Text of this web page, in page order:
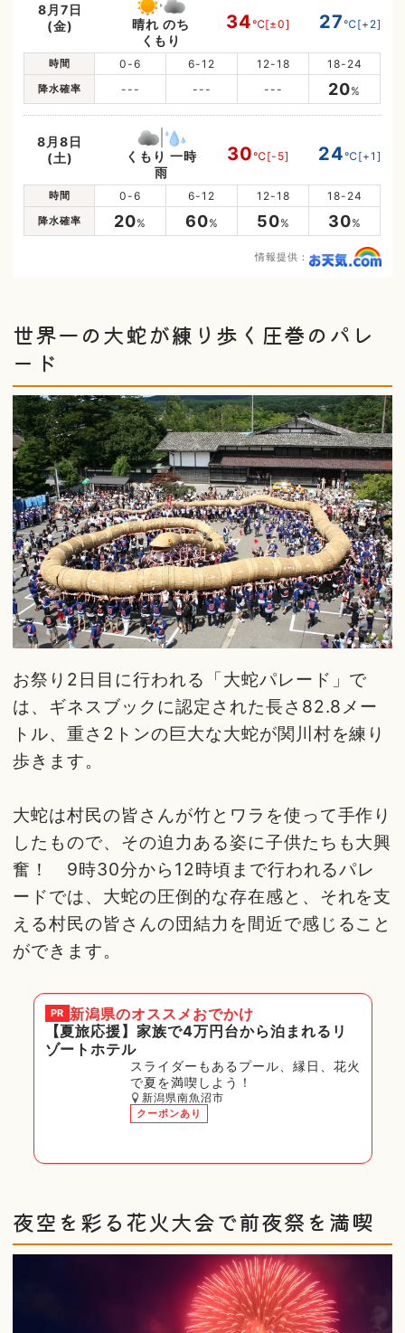
8月7日
(金)
晴れ のち
くもり
34℃[±0] 27℃[+2]
時間 0-6 6-12 12-18 18-24
降水確率 --- --- --- 20%
8月8日
(土)
くもり 一時
雨
30℃[-5] 24℃[+1]
時間 0-6 6-12 12-18 18-24
降水確率 20% 60% 50% 30%
情報提供：
世界一の大蛇が練り歩く圧巻のパレ
ード
お祭り2日目に行われる「大蛇パレード」で
は、ギネスブックに認定された長さ82.8メー
トル、重さ2トンの巨大な大蛇が関川村を練り
歩きます。
大蛇は村民の皆さんが竹とワラを使って手作り
したもので、その迫力ある姿に子供たちも大興
奮！ 9時30分から12時頃まで行われるパレ
ードでは、大蛇の圧倒的な存在感と、それを支
える村民の皆さんの団結力を間近で感じること
ができます。
PR 新潟県のオススメおでかけ
【夏旅応援】家族で4万円台から泊まれるリ
ゾートホテル
スライダーもあるプール、縁日、花火
で夏を満喫しよう！
新潟県南魚沼市
クーポンあり
夜空を彩る花火大会で前夜祭を満喫